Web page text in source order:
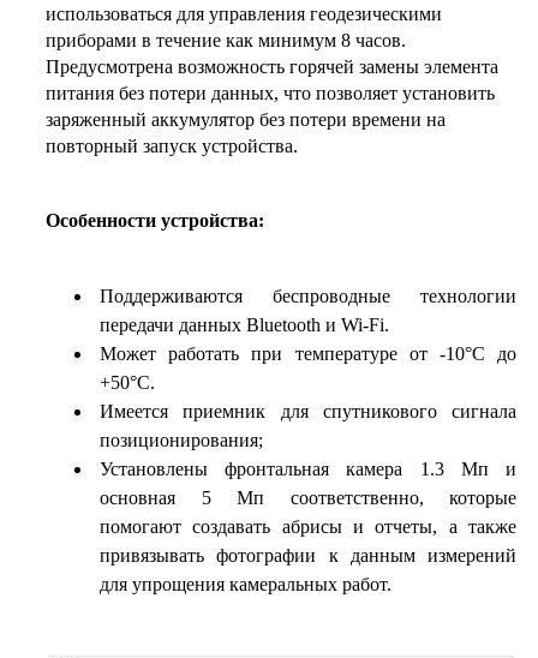
использоваться для управления геодезическими
приборами в течение как минимум 8 часов.
Предусмотрена возможность горячей замены элемента
питания без потери данных, что позволяет установить
заряженный аккумулятор без потери времени на
повторный запуск устройства.
Особенности устройства:
Поддерживаются беспроводные технологии
передачи данных Bluetooth и Wi-Fi.
Может работать при температуре от -10°C до
+50°C.
Имеется приемник для спутникового сигнала
позиционирования;
Установлены фронтальная камера 1.3 Мп и
основная 5 Мп соответственно, которые
помогают создавать абрисы и отчеты, а также
привязывать фотографии к данным измерений
для упрощения камеральных работ.